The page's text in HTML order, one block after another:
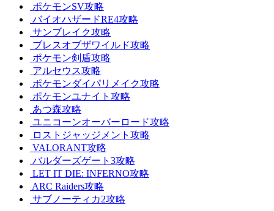
ポケモンSV攻略
バイオハザードRE4攻略
サンブレイク攻略
ブレスオブザワイルド攻略
ポケモン剣盾攻略
アルセウス攻略
ポケモンダイパリメイク攻略
ポケモンユナイト攻略
あつ森攻略
ユニコーンオーバーロード攻略
ロストジャッジメント攻略
VALORANT攻略
バルダーズゲート3攻略
LET IT DIE: INFERNO攻略
ARC Raiders攻略
サブノーティカ2攻略